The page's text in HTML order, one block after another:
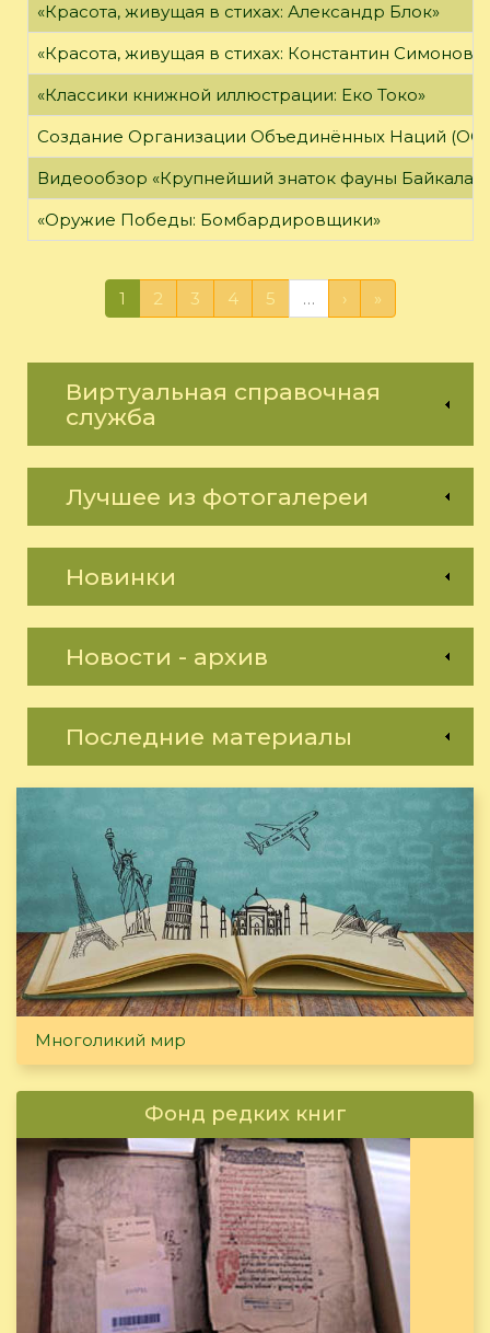
«Красота, живущая в стихах: Александр Блок»
«Красота, живущая в стихах: Константин Симонов»
«Классики книжной иллюстрации: Еко Токо»
Создание Организации Объединённых Наций
Видеообзор «Крупнейший знаток фауны Байкала»
«Оружие Победы: Бомбардировщики»
1 2 3 4 5 … › »
Виртуальная справочная
служба
Лучшее из фотогалереи
Новинки
Новости - архив
Последние материалы
Многоликий мир
Фонд редких книг